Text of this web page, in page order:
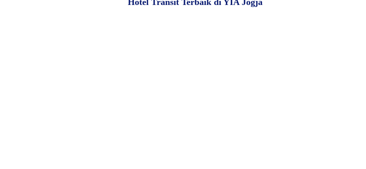
Hotel Transit Terbaik di YIA Jogja